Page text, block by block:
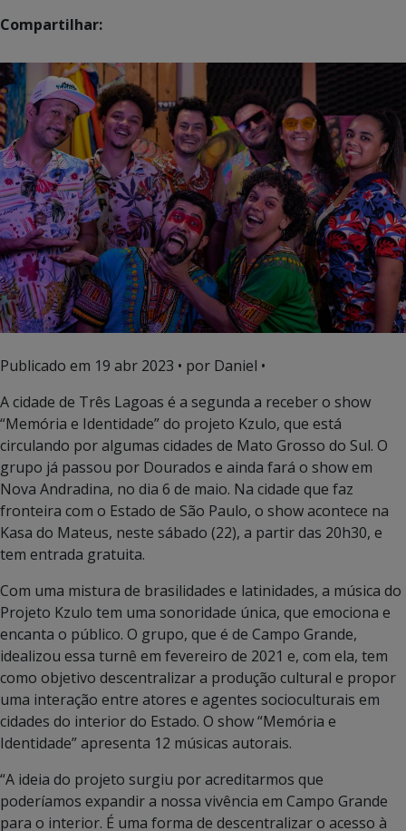
Compartilhar:
Publicado em 19 abr 2023 • por Daniel •
A cidade de Três Lagoas é a segunda a receber o show
“Memória e Identidade” do projeto Kzulo, que está
circulando por algumas cidades de Mato Grosso do Sul. O
grupo já passou por Dourados e ainda fará o show em
Nova Andradina, no dia 6 de maio. Na cidade que faz
fronteira com o Estado de São Paulo, o show acontece na
Kasa do Mateus, neste sábado (22), a partir das 20h30, e
tem entrada gratuita.
Com uma mistura de brasilidades e latinidades, a música do
Projeto Kzulo tem uma sonoridade única, que emociona e
encanta o público. O grupo, que é de Campo Grande,
idealizou essa turnê em fevereiro de 2021 e, com ela, tem
como objetivo descentralizar a produção cultural e propor
uma interação entre atores e agentes socioculturais em
cidades do interior do Estado. O show “Memória e
Identidade” apresenta 12 músicas autorais.
“A ideia do projeto surgiu por acreditarmos que
poderíamos expandir a nossa vivência em Campo Grande
para o interior. É uma forma de descentralizar o acesso à